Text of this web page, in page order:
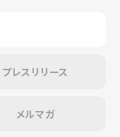
プレスリリース
メルマガ